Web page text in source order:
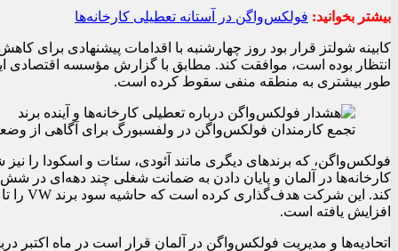
بیشتر بخوانید: فولکس‌واگن در آستانه تعطیلی کارخانه‌ها
کابینه شولتز قرار بود روز چهارشنبه با اقدامات پیشنهادی برای
انتظار بوده است، موافقت کند. مطابق با گزارش مؤسسه
طور بیشتری به منطقه منفی سقوط کرده است.
تجمع کارمندان فولکس‌واگن در ولفسبورگ برای آگاهی از
فولکس‌واگن، که برندهای دیگری مانند آئودی، سئات و اسکودا را
افزایش یافته است.
اتحادیه‌ها و مدیریت فولکس‌واگن در آلمان قرار است در ماه اکتبر